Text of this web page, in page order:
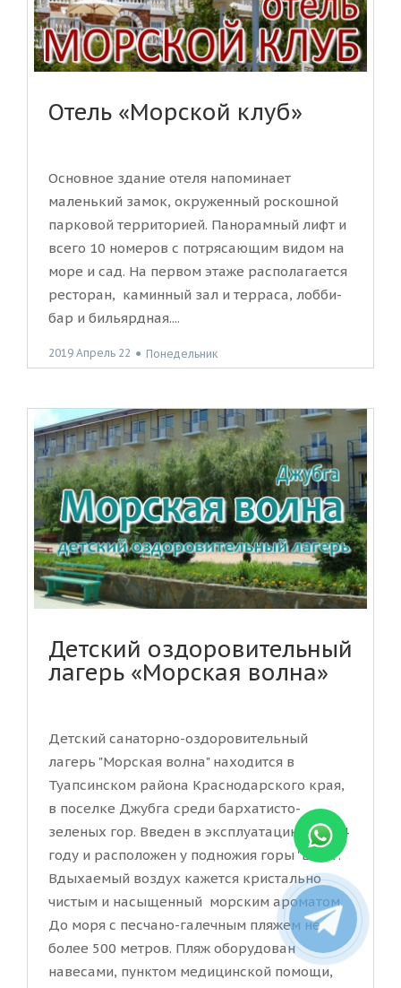
Отель «Морской клуб»
Основное здание отеля напоминает
маленький замок, окруженный роскошной
парковой территорией. Панорамный лифт и
всего 10 номеров с потрясающим видом на
море и сад. На первом этаже располагается
ресторан, каминный зал и терраса, лобби-
бар и бильярдная....
2019 Апрель 22 ● Понедельник
Детский оздоровительный
лагерь «Морская волна»
Детский санаторно-оздоровительный
лагерь "Морская волна" находится в
Туапсинском района Краснодарского края,
в поселке Джубга среди бархатисто-
зеленых гор. Введен в эксплуатацию в 2004
году и расположен у подножия горы "Ёжик".
Вдыхаемый воздух кажется кристально
чистым и насыщенный морским ароматом.
До моря с песчано-галечным пляжем не
более 500 метров. Пляж оборудован
навесами, пунктом медицинской помощи,